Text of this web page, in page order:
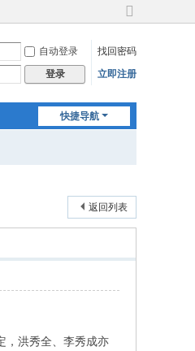
切
到
宽
自动登录
找回密码
登录 立即注册
快捷导航
返回列表
，洪秀全、李秀成亦